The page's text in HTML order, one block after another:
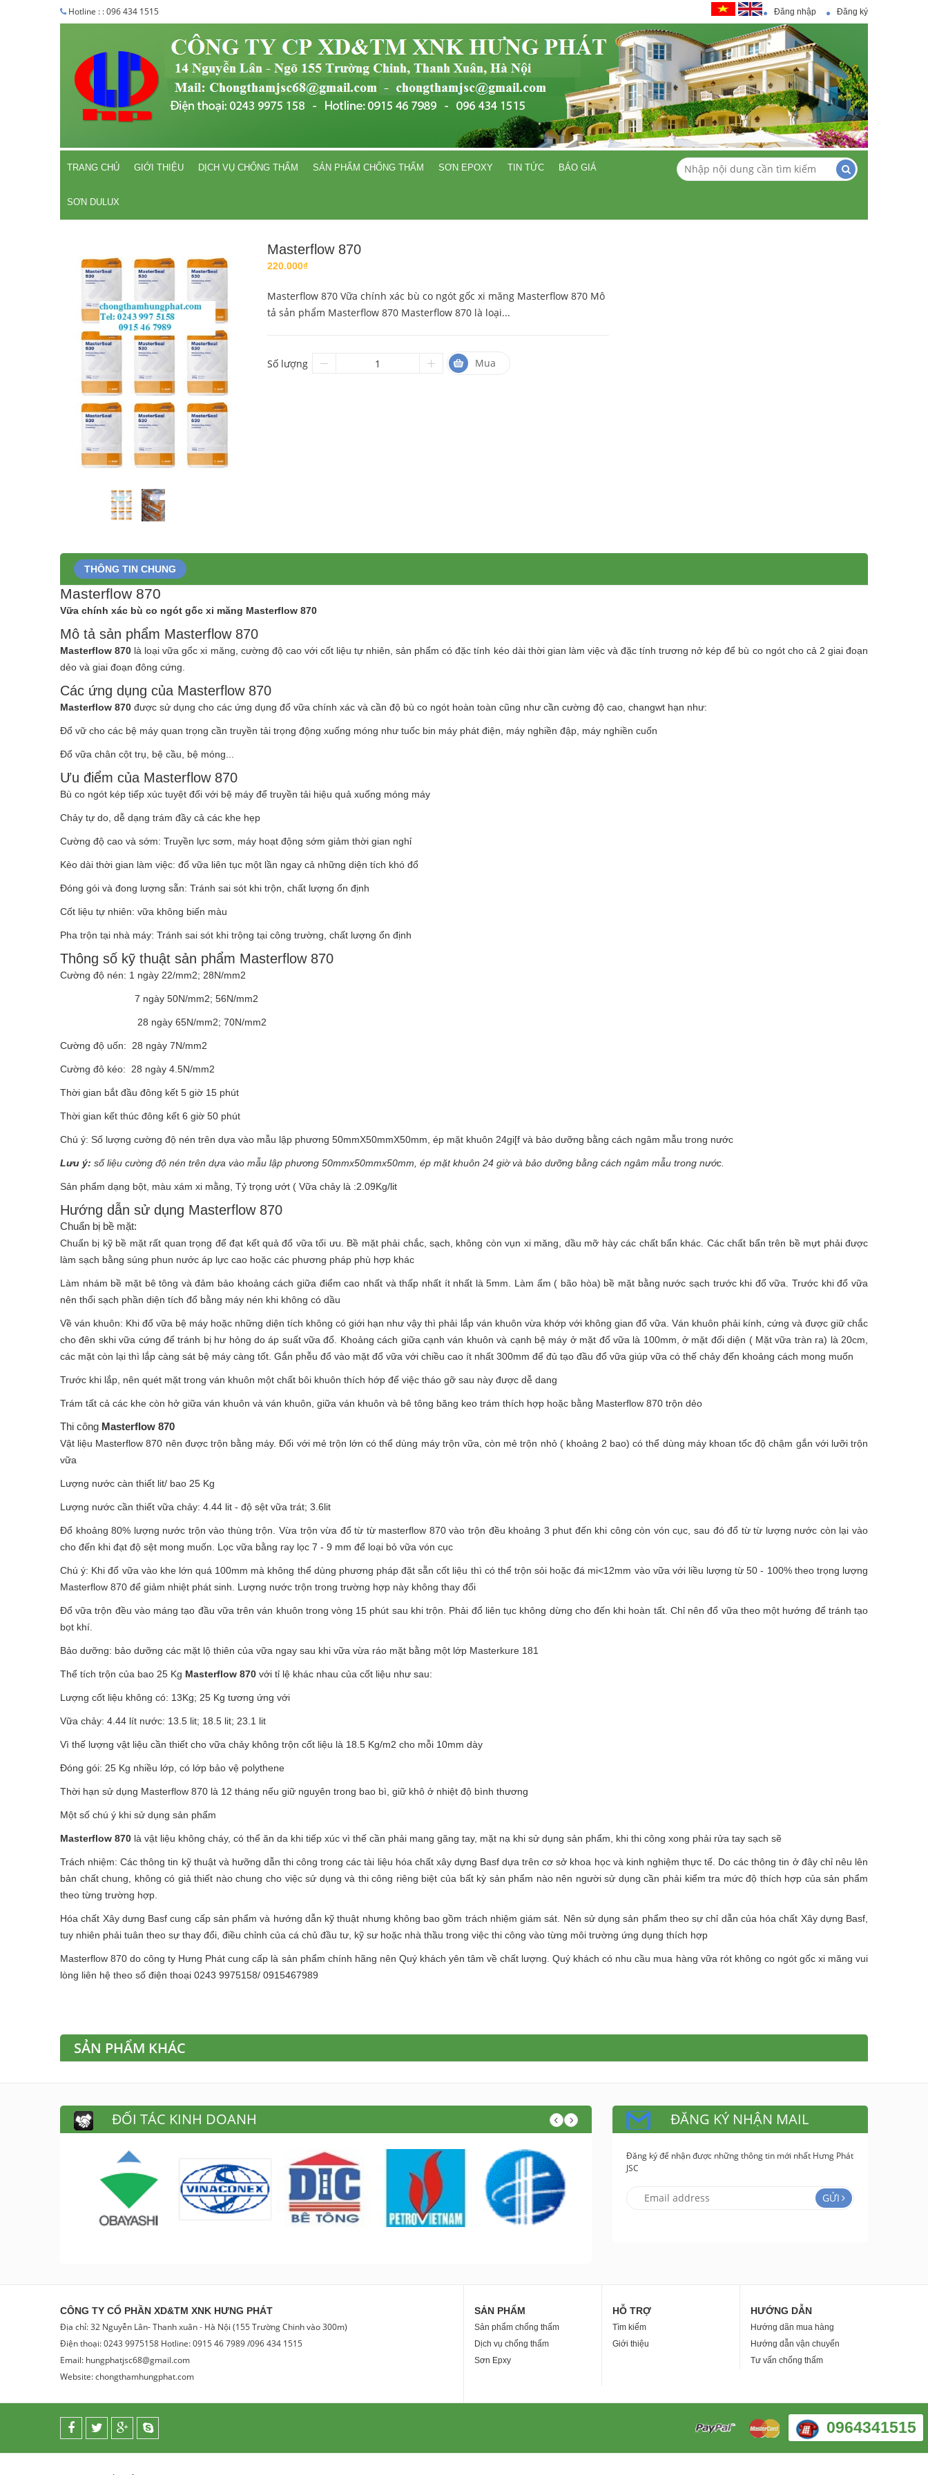
Hotline : : 096 434 1515 Đăng nhập Đăng ký
TRANG CHỦ GIỚI THIỆU DỊCH VỤ CHỐNG THẤM SẢN PHẨM CHỐNG THẤM SƠN EPOXY TIN TỨC BÁO GIÁ
SƠN DULUX
Masterflow 870
220.000₫
Masterflow 870 Vữa chính xác bù co ngót gốc xi măng Masterflow 870 Mô
tả sản phẩm Masterflow 870 Masterflow 870 là loại...
Số lượng Mua
THÔNG TIN CHUNG
Masterflow 870
Vữa chính xác bù co ngót gốc xi măng Masterflow 870
Mô tả sản phẩm Masterflow 870
Masterflow 870 là loại vữa gốc xi măng, cường độ cao với cốt liệu tự nhiên, sản phẩm có đặc tính kéo dài thời gian làm việc và đặc tính trương nở kép để bù co ngót cho cả 2 giai đoạn
dẻo và giai đoạn đông cứng.
Các ứng dụng của Masterflow 870
Masterflow 870 được sử dụng cho các ứng dụng đổ vữa chính xác và cần độ bù co ngót hoàn toàn cũng như cần cường độ cao, changwt hạn như:
Đổ vữ cho các bệ máy quan trọng cần truyền tải trọng động xuống móng như tuốc bin máy phát điện, máy nghiền đập, máy nghiền cuốn
Đổ vữa chân cột trụ, bệ cầu, bệ móng...
Ưu điểm của Masterflow 870
Bù co ngót kép tiếp xúc tuyệt đối với bệ máy để truyền tải hiệu quả xuống móng máy
Chảy tự do, dễ dạng trám đầy cả các khe hẹp
Cường độ cao và sớm: Truyền lực sơm, máy hoạt động sớm giảm thời gian nghỉ
Kèo dài thời gian làm việc: đổ vữa liên tục một lần ngay cả những diện tích khó đổ
Đóng gói và đong lượng sẵn: Tránh sai sót khi trộn, chất lượng ổn định
Cốt liệu tự nhiên: vữa không biến màu
Pha trộn tại nhà máy: Tránh sai sót khi trộng tại công trường, chất lượng ổn định
Thông số kỹ thuật sản phẩm Masterflow 870
Cường độ nén: 1 ngày 22/mm2; 28N/mm2
7 ngày 50N/mm2; 56N/mm2
28 ngày 65N/mm2; 70N/mm2
Cường độ uốn: 28 ngày 7N/mm2
Cường đô kéo: 28 ngày 4.5N/mm2
Thời gian bắt đầu đông kết 5 giờ 15 phút
Thời gian kết thúc đông kết 6 giờ 50 phút
Chú ý: Số lượng cường độ nén trên dựa vào mẫu lập phương 50mmX50mmX50mm, ép mặt khuôn 24gi[f và bảo dưỡng bằng cách ngâm mẫu trong nước
Lưu ý: số liệu cường độ nén trên dựa vào mẫu lập phương 50mmx50mmx50mm, ép mặt khuôn 24 giờ và bảo dưỡng bằng cách ngâm mẫu trong nước.
Sản phẩm dạng bột, màu xám xi mằng, Tỷ trọng ướt ( Vữa chảy là :2.09Kg/lit
Hướng dẫn sử dụng Masterflow 870
Chuẩn bị bề mặt:
Chuẩn bị kỹ bề mặt rất quan trọng để đạt kết quả đổ vữa tối ưu. Bề mặt phải chắc, sạch, không còn vụn xi măng, dầu mỡ hày các chất bẩn khác. Các chất bẩn trên bề mựt phải được
làm sạch bằng súng phun nước áp lực cao hoặc các phương pháp phù hợp khác
Làm nhám bề mặt bê tông và đảm bảo khoảng cách giữa điểm cao nhất và thấp nhất ít nhất là 5mm. Làm ẩm ( bão hòa) bề mặt bằng nước sạch trước khi đổ vữa. Trước khi đổ vữa
nên thổi sạch phần diện tích đổ bằng máy nén khi không có dầu
Về ván khuôn: Khi đổ vữa bệ máy hoặc những diện tích không có giới hạn như vậy thì phải lắp ván khuôn vừa khớp với không gian đổ vữa. Ván khuôn phải kính, cứng và được giữ chắc
cho đên skhi vữa cứng để tránh bị hư hỏng do áp suất vữa đổ. Khoảng cách giữa cạnh ván khuôn và cạnh bệ máy ở mặt đổ vữa là 100mm, ở mặt đối diện ( Mặt vữa tràn ra) là 20cm,
các mặt còn lại thì lắp càng sát bệ máy càng tốt. Gắn phễu đổ vào mặt đổ vữa với chiều cao ít nhất 300mm để đủ tạo đầu đổ vữa giúp vữa có thế chảy đến khoảng cách mong muốn
Trước khi lắp, nên quét mặt trong ván khuôn một chất bôi khuôn thích hớp để việc tháo gỡ sau này được dễ dang
Trám tất cả các khe còn hở giữa ván khuôn và ván khuôn, giữa ván khuôn và bê tông băng keo trám thích hợp hoặc bằng Masterflow 870 trộn dẻo
Thi công Masterflow 870
Vật liệu Masterflow 870 nên được trộn bằng máy. Đối với mẻ trộn lớn có thể dùng máy trộn vữa, còn mẻ trộn nhỏ ( khoảng 2 bao) có thể dùng máy khoan tốc độ chậm gắn với lưỡi trộn
vữa
Lượng nước càn thiết lit/ bao 25 Kg
Lượng nước cần thiết vữa chảy: 4.44 lit - độ sệt vữa trát; 3.6lit
Đổ khoảng 80% lượng nước trộn vào thùng trộn. Vừa trộn vừa đổ từ từ masterflow 870 vào trộn đều khoảng 3 phut đến khi công còn vón cục, sau đó đổ từ từ lượng nước còn lại vào
cho đến khi đạt độ sệt mong muốn. Lọc vữa bằng ray lọc 7 - 9 mm để loại bỏ vữa vón cục
Chú ý: Khi đổ vữa vào khe lớn quá 100mm mà không thể dùng phương pháp đặt sẵn cốt liệu thì có thể trộn sỏi hoặc đá mi<12mm vào vữa với liều lượng từ 50 - 100% theo trọng lượng
Masterflow 870 để giảm nhiệt phát sinh. Lượng nước trộn trong trường hợp này không thay đổi
Đổ vữa trộn đều vào máng tạo đầu vữa trên ván khuôn trong vòng 15 phút sau khi trộn. Phải đổ liên tục không dừng cho đến khi hoàn tất. Chỉ nên đổ vữa theo một hướng để tránh tạo
bọt khí.
Bảo dưỡng: bảo dưỡng các mặt lộ thiên của vữa ngay sau khi vữa vừa ráo mặt bằng một lớp Masterkure 181
Thể tích trộn của bao 25 Kg Masterflow 870 với tỉ lệ khác nhau của cốt liệu như sau:
Lượng cốt liệu không có: 13Kg; 25 Kg tương ứng với
Vữa chảy: 4.44 lít nước: 13.5 lit; 18.5 lit; 23.1 lit
Vì thế lượng vật liệu cần thiết cho vữa chảy không trộn cốt liệu là 18.5 Kg/m2 cho mỗi 10mm dày
Đóng gói: 25 Kg nhiều lớp, có lớp bảo vệ polythene
Thời hạn sử dụng Masterflow 870 là 12 tháng nếu giữ nguyên trong bao bì, giữ khô ở nhiệt độ bình thương
Một số chú ý khi sử dụng sản phẩm
Masterflow 870 là vật liệu không cháy, có thể ăn da khi tiếp xúc vì thế cần phải mang găng tay, mặt nạ khi sử dụng sản phẩm, khi thi công xong phải rửa tay sạch sẽ
Trách nhiệm: Các thông tin kỹ thuật và hưỡng dẫn thi công trong các tài liệu hóa chất xây dựng Basf dựa trên cơ sở khoa học và kinh nghiệm thực tế. Do các thông tin ở đây chỉ nêu lên
bản chất chung, không có giả thiết nào chung cho việc sử dụng và thi công riêng biệt của bất kỳ sản phẩm nào nên người sử dụng cần phải kiểm tra mức độ thích hợp của sản phẩm
theo từng trường hợp.
Hóa chất Xây dưng Basf cung cấp sản phẩm và hướng dẫn kỹ thuật nhưng không bao gồm trách nhiệm giám sát. Nên sử dụng sản phẩm theo sự chỉ dẫn của hóa chất Xây dựng Basf,
tuy nhiên phải tuân theo sự thay đổi, điều chỉnh của cá chủ đầu tư, kỹ sư hoặc nhà thầu trong việc thi công vào từng môi trường ứng dụng thích hợp
Masterflow 870 do công ty Hưng Phát cung cấp là sản phẩm chính hãng nên Quý khách yên tâm về chất lượng. Quý khách có nhu cầu mua hàng vữa rót không co ngótgốc xi măng vui
lòng liên hệ theo số điện thoại 0243 9975158/ 0915467989
SẢN PHẨM KHÁC
0964341515
ĐỐI TÁC KINH DOANH ĐĂNG KÝ NHẬN MAIL
Đăng ký để nhận được những thông tin mới nhất Hưng Phát
JSC
GỬI
CÔNG TY CỔ PHẦN XD&TM XNK HƯNG PHÁT
Địa chỉ: 32 Nguyễn Lân- Thanh xuân - Hà Nội (155 Trường Chinh vào 300m)
Điện thoại: 0243 9975158 Hotline: 0915 46 7989 /096 434 1515
Email: hungphatjsc68@gmail.com
Website: chongthamhungphat.com
SẢN PHẨM
Sản phẩm chống thấm
Dịch vụ chống thấm
Sơn Epxy
HỖ TRỢ
Tìm kiếm
Giới thiệu
HƯỚNG DẪN
Hướng dãn mua hàng
Hướng dẫn vận chuyển
Tư vấn chống thấm